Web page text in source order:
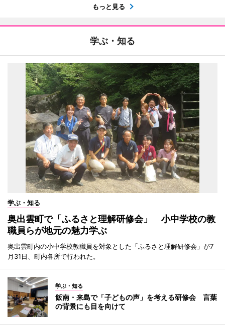
もっと見る
学ぶ・知る
学ぶ・知る
奥出雲町で「ふるさと理解研修会」 小中学校の教
職員らが地元の魅力学ぶ
奥出雲町内の小中学校教職員を対象とした「ふるさと理解研修会」が7
月31日、町内各所で行われた。
学ぶ・知る
飯南・来島で「子どもの声」を考える研修会 言葉
の背景にも目を向けて